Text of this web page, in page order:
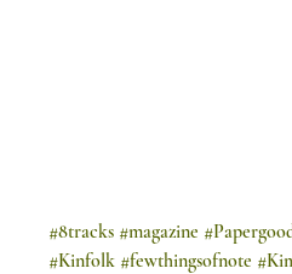
#8tracks #magazine
#Kinfolk #fewthingsofnote